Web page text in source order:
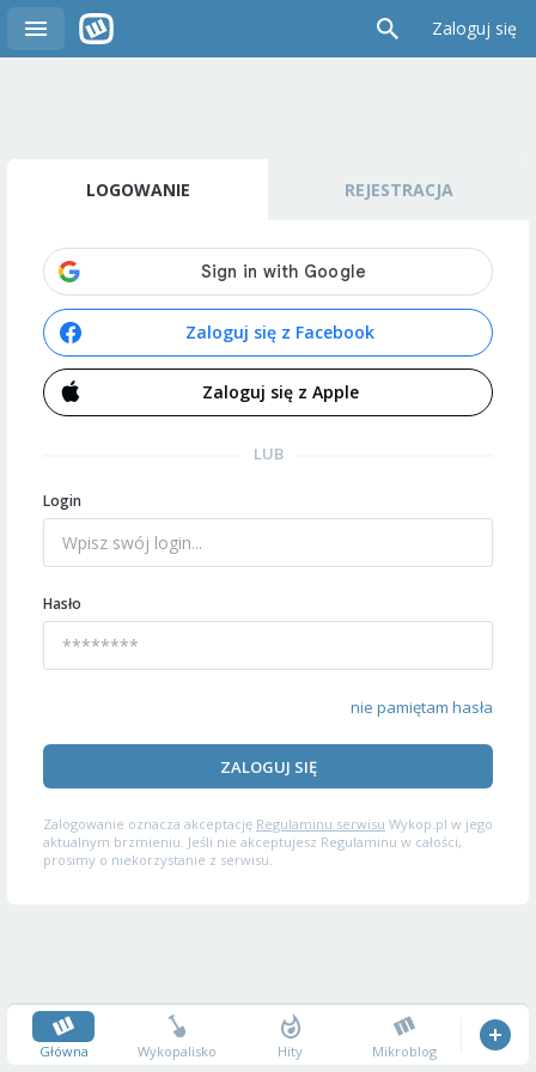
Zaloguj się
LOGOWANIE REJESTRACJA
Zaloguj się z Facebook
Zaloguj się z Apple
LUB
Login
Hasło
nie pamiętam hasła
ZALOGUJ SIĘ
Zalogowanie oznacza akceptację Regulaminu serwisu Wykop.pl w jego
aktualnym brzmieniu. Jeśli nie akceptujesz Regulaminu w całości,
prosimy o niekorzystanie z serwisu.
Główna Wykopalisko Hity Mikroblog